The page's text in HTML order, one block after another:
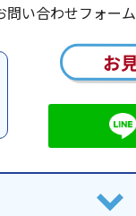
い合わせフォー
お